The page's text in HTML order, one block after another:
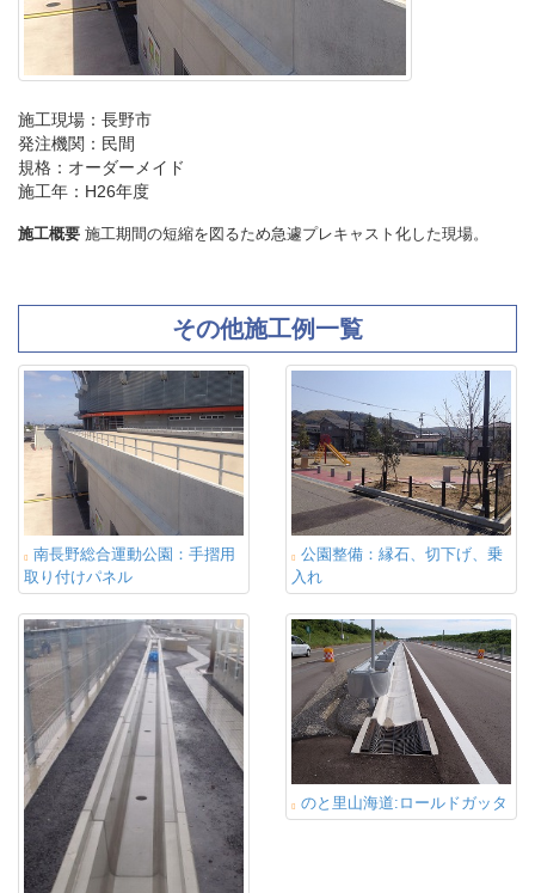
施工現場：長野市
発注機関：民間
規格：オーダーメイド
施工年：H26年度
施工概要 施工期間の短縮を図るため急遽プレキャスト化した現場。
その他施工例一覧
南長野総合運動公園：手摺用
取り付けパネル
公園整備：縁石、切下げ、乗
入れ
のと里山海道:ロールドガッタ